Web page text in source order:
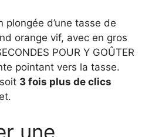
plongée d’une tasse de
orange vif, avec en gros
POUR Y GOÛTER
pointant vers la tasse.
3 fois plus de clics
une